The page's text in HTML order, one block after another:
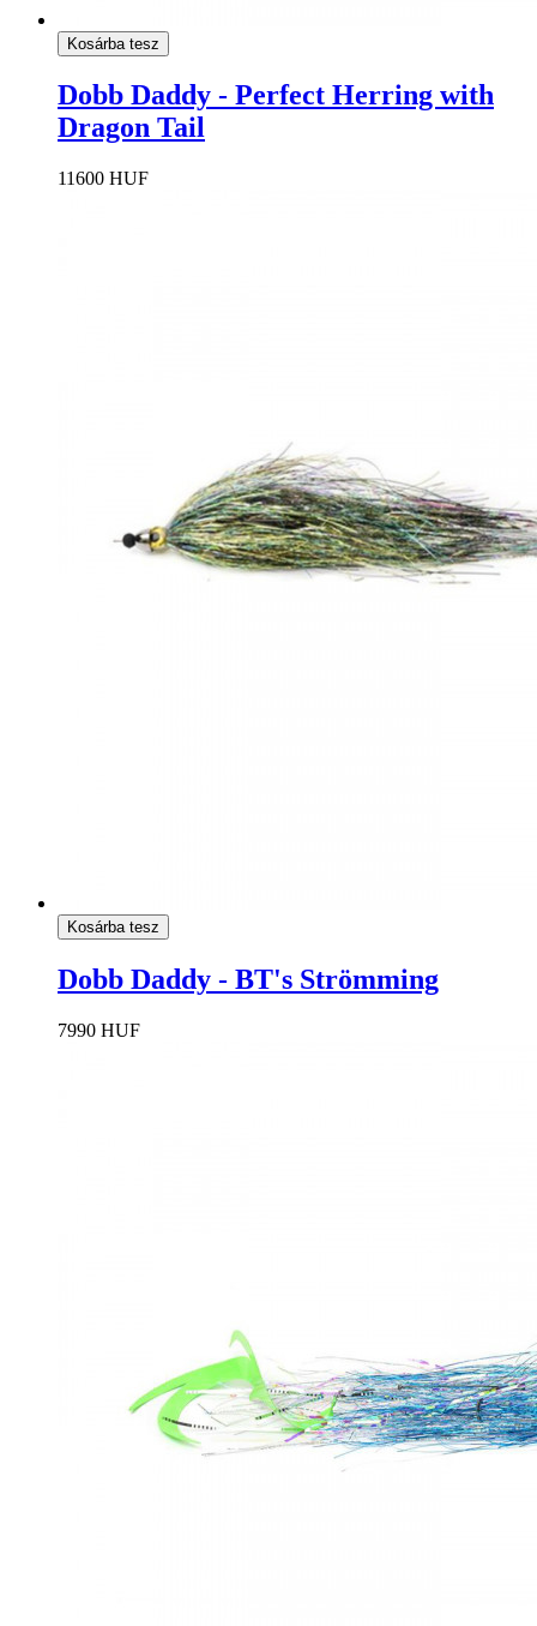
Kosárba tesz
Dobb Daddy - Perfect Herring with
Dragon Tail
11600 HUF
Kosárba tesz
Dobb Daddy - BT's Strömming
7990 HUF